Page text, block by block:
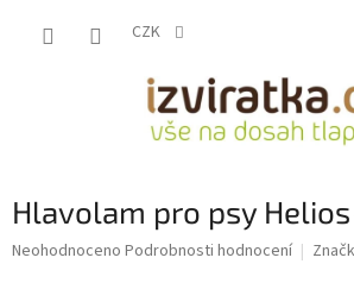
CZK
Hlavolam pro psy Helios
Průměrné
Neohodnoceno Podrobnosti hodnocení